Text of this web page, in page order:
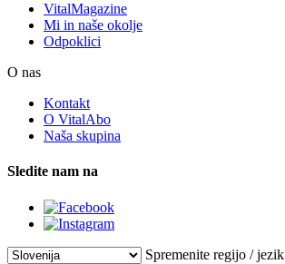
VitalMagazine
Mi in naše okolje
Odpoklici
O nas
Kontakt
O VitalAbo
Naša skupina
Sledite nam na
Spremenite regijo / jezik